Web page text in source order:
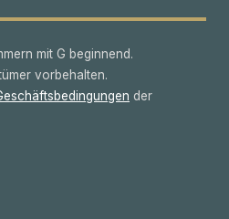
mit G beginnend.
vorbehalten.
der